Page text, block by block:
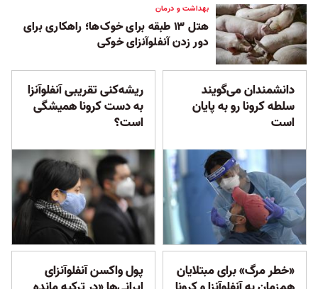
بهداشت و درمان
هتل ۱۳ طبقه برای خوک‌ها؛ راهکاری برای
دور زدن آنفلوآنزای خوکی
دانشمندان می‌گویند
سلطه کرونا رو به پایان
است
ریشه‌کنی تقریبی آنفلوآنزا
به دست کرونا همیشگی
است؟
«خطر مرگ» برای مبتلایان
پول واکسن آنفلوآنزای